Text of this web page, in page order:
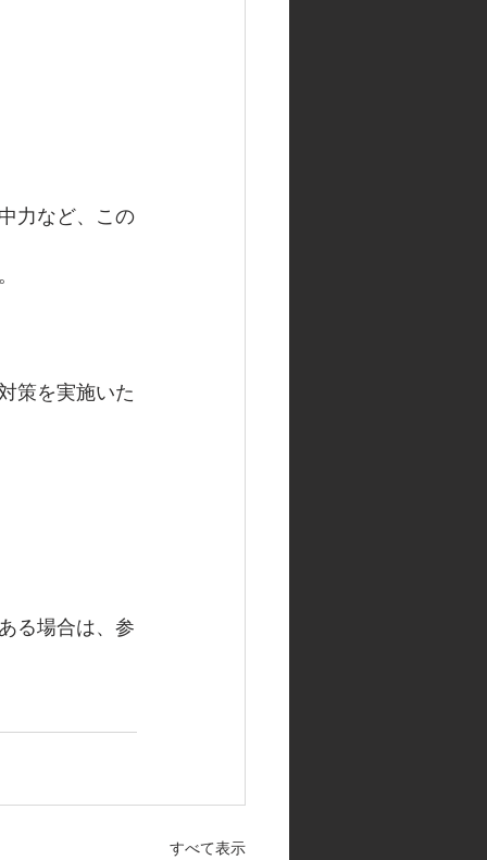
力など、この
策を実施いた
る場合は、参
すべて表示